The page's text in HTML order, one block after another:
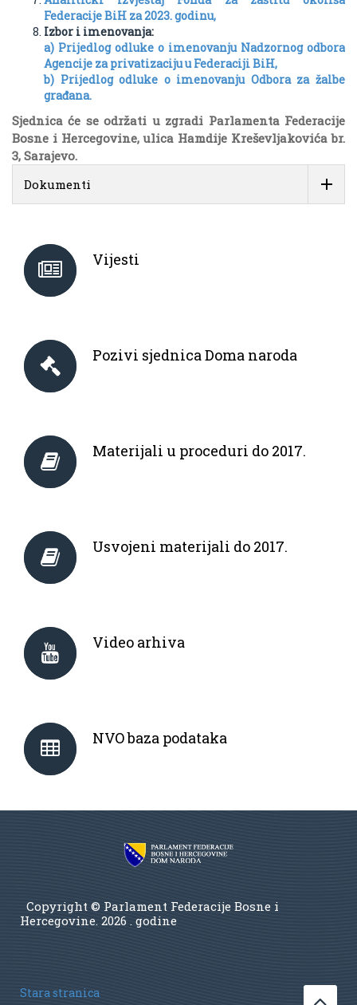
Federacije BiH za 2023. godinu,
Izbor i imenovanja:
a) Prijedlog odluke o imenovanju Nadzornog odbora
Agencije za privatizaciju u Federaciji BiH,
b) Prijedlog odluke o imenovanju Odbora za žalbe
građana.
Sjednica će se održati u zgradi Parlamenta Federacije
Bosne i Hercegovine, ulica Hamdije Kreševljakovića br.
3, Sarajevo.
Dokumenti
Vijesti
Pozivi sjednica Doma naroda
Materijali u proceduri do 2017.
Usvojeni materijali do 2017.
Video arhiva
NVO baza podataka
Copyright © Parlament Federacije Bosne i
Hercegovine. 2026 . godine
Stara stranica